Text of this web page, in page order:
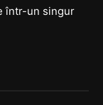
într-un singur